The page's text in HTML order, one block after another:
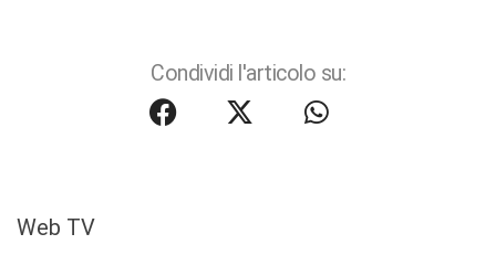
Condividi l'articolo su:
Web TV